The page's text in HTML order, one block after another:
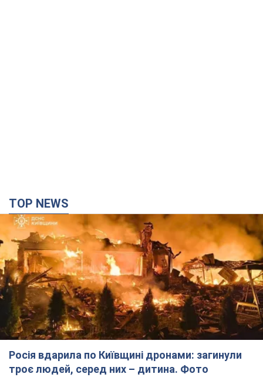
TOP NEWS
Росія вдарила по Київщині дронами: загинули
троє людей, серед них – дитина. Фото